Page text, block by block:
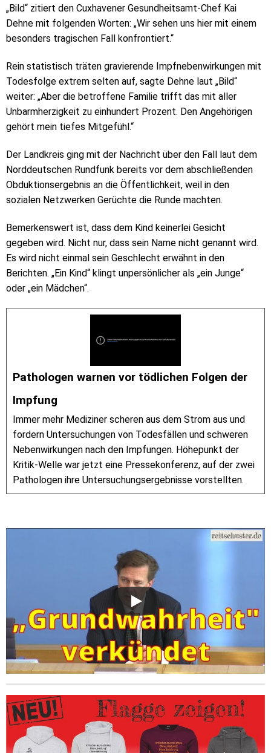
„Bild“ zitiert den Cuxhavener Gesundheitsamt-Chef Kai
Dehne mit folgenden Worten: „Wir sehen uns hier mit einem
besonders tragischen Fall konfrontiert.“
Rein statistisch träten gravierende Impfnebenwirkungen mit
Todesfolge extrem selten auf, sagte Dehne laut „Bild“
weiter: „Aber die betroffene Familie trifft das mit aller
Unbarmherzigkeit zu einhundert Prozent. Den Angehörigen
gehört mein tiefes Mitgefühl.“
Der Landkreis ging mit der Nachricht über den Fall laut dem
Norddeutschen Rundfunk bereits vor dem abschließenden
Obduktionsergebnis an die Öffentlichkeit, weil in den
sozialen Netzwerken Gerüchte die Runde machten.
Bemerkenswert ist, dass dem Kind keinerlei Gesicht
gegeben wird. Nicht nur, dass sein Name nicht genannt wird.
Es wird nicht einmal sein Geschlecht erwähnt in den
Berichten. „Ein Kind“ klingt unpersönlicher als „ein Junge“
oder „ein Mädchen“.
Pathologen warnen vor tödlichen Folgen der
Impfung
Immer mehr Mediziner scheren aus dem Strom aus und
fordern Untersuchungen von Todesfällen und schweren
Nebenwirkungen nach den Impfungen. Höhepunkt der
Kritik-Welle war jetzt eine Pressekonferenz, auf der zwei
Pathologen ihre Untersuchungsergebnisse vorstellten.